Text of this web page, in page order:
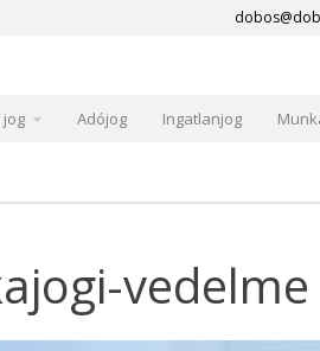
jog Adójog Ingatlanjog
vedelme